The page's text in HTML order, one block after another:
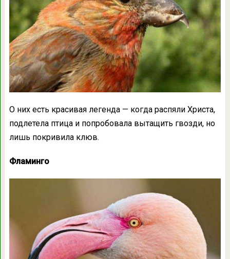
О них есть красивая легенда — когда распяли Христа,
подлетела птица и попробовала вытащить гвозди, но
лишь покривила клюв.
Фламинго